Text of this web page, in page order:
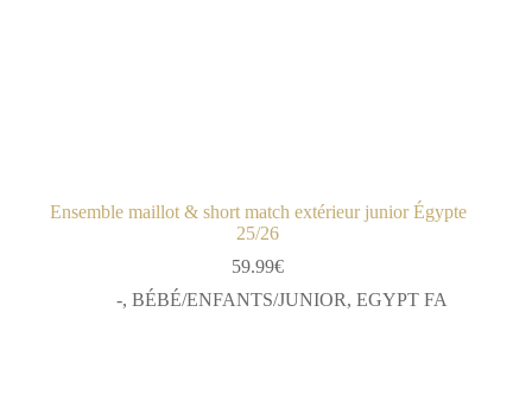
Ensemble maillot & short match extérieur junior Égypte
25/26
59.99€
-, BÉBÉ/ENFANTS/JUNIOR, EGYPT FA